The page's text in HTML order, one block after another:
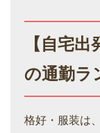
【自宅
の通勤ラ
格好・服装は